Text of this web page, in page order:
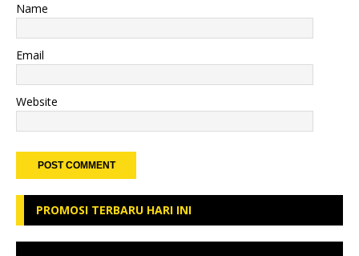
Name
Email
Website
PROMOSI TERBARU HARI INI